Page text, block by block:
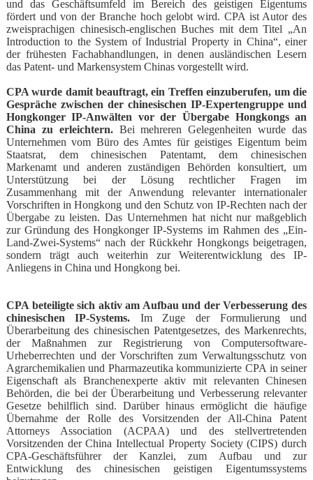
und das Geschäftsumfeld im Bereich des geistigen Eigentums
fördert und von der Branche hoch gelobt wird. CPA ist Autor des
zweisprachigen chinesisch-englischen Buches mit dem Titel „An
Introduction to the System of Industrial Property in China“, einer
der frühesten Fachabhandlungen, in denen ausländischen Lesern
das Patent- und Markensystem Chinas vorgestellt wird.
CPA wurde damit beauftragt, ein Treffen einzuberufen, um die
Gespräche zwischen der chinesischen IP-Expertengruppe und
Hongkonger IP-Anwälten vor der Übergabe Hongkongs an
China zu erleichtern.Bei mehreren Gelegenheiten wurde das
Unternehmen vom Büro des Amtes für geistiges Eigentum beim
Staatsrat, dem chinesischen Patentamt, dem chinesischen
Markenamt und anderen zuständigen Behörden konsultiert, um
Unterstützung bei der Lösung rechtlicher Fragen im
Zusammenhang mit der Anwendung relevanter internationaler
Vorschriften in Hongkong und den Schutz von IP-Rechten nach der
Übergabe zu leisten. Das Unternehmen hat nicht nur maßgeblich
zur Gründung des Hongkonger IP-Systems im Rahmen des „Ein-
Land-Zwei-Systems“ nach der Rückkehr Hongkongs beigetragen,
sondern trägt auch weiterhin zur Weiterentwicklung des IP-
Anliegens in China und Hongkong bei.
CPA beteiligte sich aktiv am Aufbau und der Verbesserung des
chinesischen IP-Systems. Im Zuge der Formulierung und
Überarbeitung des chinesischen Patentgesetzes, des Markenrechts,
der Maßnahmen zur Registrierung von Computersoftware-
Urheberrechten und der Vorschriften zum Verwaltungsschutz von
Agrarchemikalien und Pharmazeutika kommunizierte CPA in seiner
Eigenschaft als Branchenexperte aktiv mit relevanten Chinesen
Behörden, die bei der Überarbeitung und Verbesserung relevanter
Gesetze behilflich sind. Darüber hinaus ermöglicht die häufige
Übernahme der Rolle des Vorsitzenden der All-China Patent
Attorneys Association (ACPAA) und des stellvertretenden
Vorsitzenden der China Intellectual Property Society (CIPS) durch
CPA-Geschäftsführer der Kanzlei, zum Aufbau und zur
Entwicklung des chinesischen geistigen Eigentumssystems